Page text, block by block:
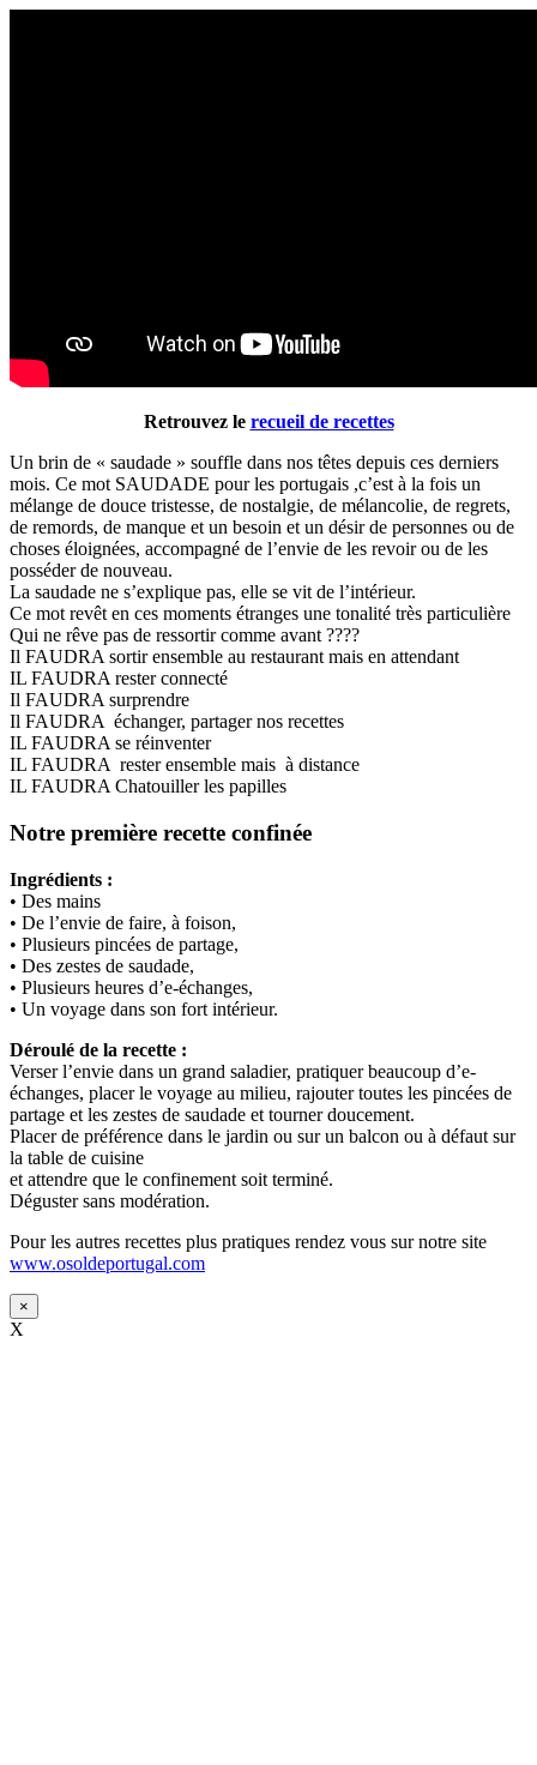
Retrouvez le recueil de recettes
Un brin de « saudade » souffle dans nos têtes depuis ces derniers
mois. Ce mot SAUDADE pour les portugais ,c’est à la fois un
mélange de douce tristesse, de nostalgie, de mélancolie, de regrets,
de remords, de manque et un besoin et un désir de personnes ou de
choses éloignées, accompagné de l’envie de les revoir ou de les
posséder de nouveau.
La saudade ne s’explique pas, elle se vit de l’intérieur.
Ce mot revêt en ces moments étranges une tonalité très particulière
Qui ne rêve pas de ressortir comme avant ????
Il FAUDRA sortir ensemble au restaurant mais en attendant
IL FAUDRA rester connecté
Il FAUDRA surprendre
Il FAUDRA échanger, partager nos recettes
IL FAUDRA se réinventer
IL FAUDRA rester ensemble mais à distance
IL FAUDRA Chatouiller les papilles
Notre première recette confinée
Ingrédients :
• Des mains
• De l’envie de faire, à foison,
• Plusieurs pincées de partage,
• Des zestes de saudade,
• Plusieurs heures d’e-échanges,
• Un voyage dans son fort intérieur.
Déroulé de la recette :
Verser l’envie dans un grand saladier, pratiquer beaucoup d’e-
échanges, placer le voyage au milieu, rajouter toutes les pincées de
partage et les zestes de saudade et tourner doucement.
Placer de préférence dans le jardin ou sur un balcon ou à défaut sur
la table de cuisine
et attendre que le confinement soit terminé.
Déguster sans modération.
Pour les autres recettes plus pratiques rendez vous sur notre site
www.osoldeportugal.com
×
X